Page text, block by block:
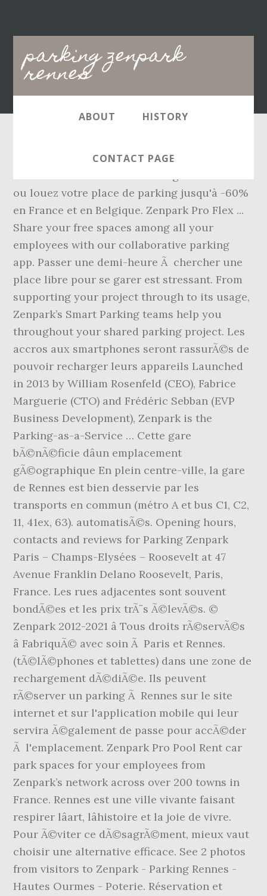
parking zenpark
rennes
Main
navigation
ABOUT HISTORY
CONTACT PAGE
Nous ne vous apprenons sans doute rien : le
ou louez votre place de parking jusqu'à -60%
en France et en Belgique. Zenpark Pro Flex ...
Share your free spaces among all your
employees with our collaborative parking
app. Passer une demi-heure Ã chercher une
place libre pour se garer est stressant. From
supporting your project through to its usage,
Zenpark’s Smart Parking teams help you
throughout your shared parking project. Les
accros aux smartphones seront rassurÃ©s de
pouvoir recharger leurs appareils Launched
in 2013 by William Rosenfeld (CEO), Fabrice
Marguerie (CTO) and Frédéric Sebban (EVP
Business Development), Zenpark is the
Parking-as-a-Service … Cette gare
bÃ©nÃ©ficie dâun emplacement
gÃ©ographique En plein centre-ville, la gare
de Rennes est bien desservie par les
transports en commun (métro A et bus C1, C2,
11, 41ex, 63). automatisÃ©s. Opening hours,
contacts and reviews for Parking Zenpark
Paris – Champs-Elysées – Roosevelt at 47
Avenue Franklin Delano Roosevelt, Paris,
France. Les rues adjacentes sont souvent
bondÃ©es et les prix trÃ¨s Ã©levÃ©s. ©
Zenpark 2012-2021 â Tous droits rÃ©servÃ©s
â FabriquÃ© avec soin Ã Paris et Rennes.
(tÃ©lÃ©phones et tablettes) dans une zone de
rechargement dÃ©diÃ©e. Ils peuvent
rÃ©server un parking Ã Rennes sur le site
internet et sur l'application mobile qui leur
servira Ã©galement de passe pour accÃ©der
Ã l'emplacement. Zenpark Pro Pool Rent car
park spaces for your employees from
Zenpark’s network across over 200 towns in
France. Rennes est une ville vivante faisant
respirer lâart, lâhistoire et la joie de vivre.
Pour Ã©viter ce dÃ©sagrÃ©ment, mieux vaut
choisir une alternative efficace. See 2 photos
from visitors to Zenpark - Parking Rennes -
Hautes Ourmes - Poterie. Réservation et